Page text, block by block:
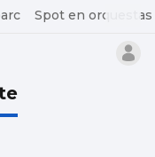
Spot en orquestas